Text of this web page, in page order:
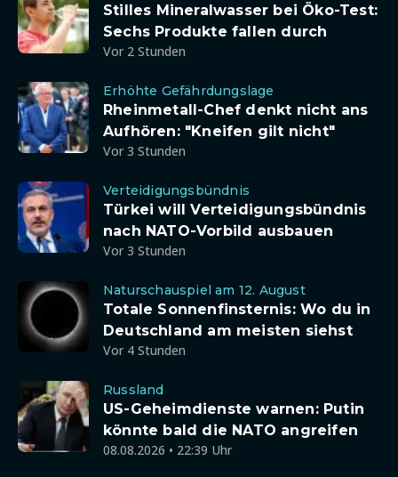
Stilles Mineralwasser bei Öko-Test:
Sechs Produkte fallen durch
Vor 2 Stunden
Erhöhte Gefährdungslage
Rheinmetall-Chef denkt nicht ans
Aufhören: "Kneifen gilt nicht"
Vor 3 Stunden
Verteidigungsbündnis
Türkei will Verteidigungsbündnis
nach NATO-Vorbild ausbauen
Vor 3 Stunden
Naturschauspiel am 12. August
Totale Sonnenfinsternis: Wo du in
Deutschland am meisten siehst
Vor 4 Stunden
Russland
US-Geheimdienste warnen: Putin
könnte bald die NATO angreifen
08.08.2026 • 22:39 Uhr